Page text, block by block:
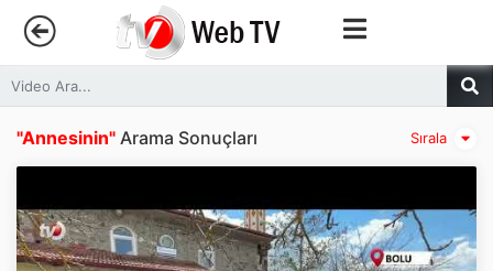
Anasayfa
Trendler
Canlı Yayın
Sırala
"Annesinin" Arama Sonuçları